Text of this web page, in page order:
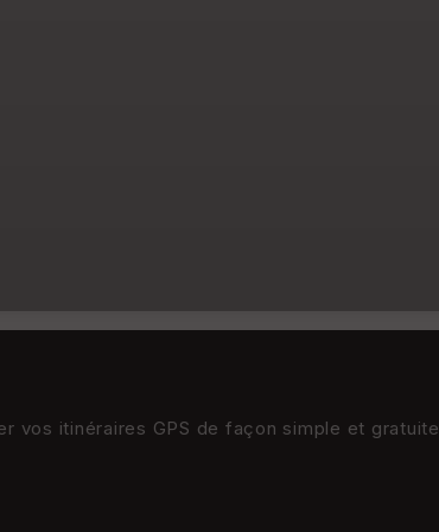
vos itinéraires GPS de façon simple et gratuite